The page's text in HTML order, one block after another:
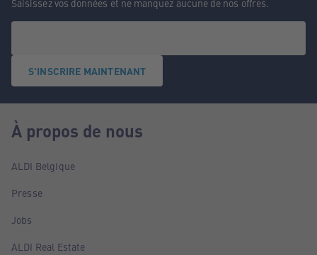
Saisissez vos données et ne manquez aucune de nos offres.
S'INSCRIRE MAINTENANT
À propos de nous
ALDI Belgique
Presse
Jobs
ALDI Real Estate